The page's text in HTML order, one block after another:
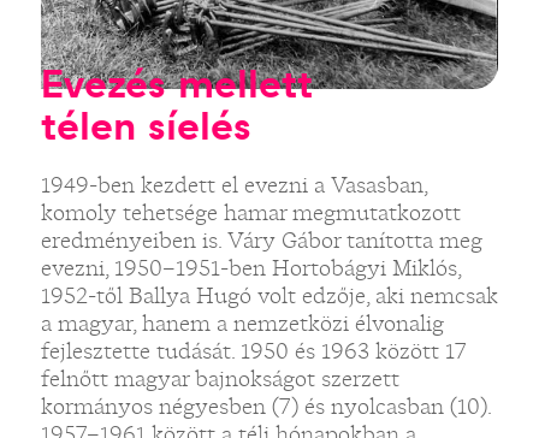
Evezés mellett
télen síelés
1949-ben kezdett el evezni a Vasasban,
komoly tehetsége hamar megmutatkozott
eredményeiben is. Váry Gábor tanította meg
evezni, 1950–1951-ben Hortobágyi Miklós,
1952-től Ballya Hugó volt edzője, aki nemcsak
a magyar, hanem a nemzetközi élvonalig
fejlesztette tudását. 1950 és 1963 között 17
felnőtt magyar bajnokságot szerzett
kormányos négyesben (7) és nyolcasban (10).